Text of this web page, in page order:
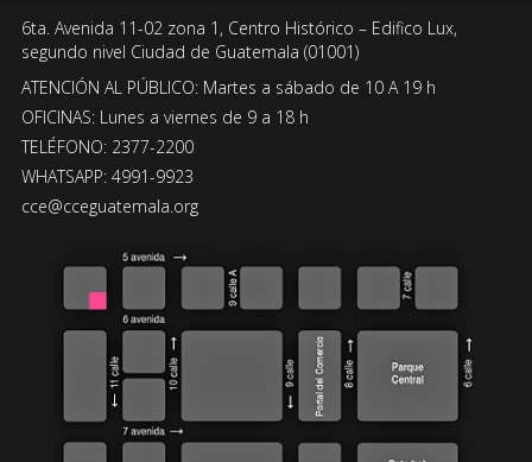
6ta. Avenida 11-02 zona 1, Centro Histórico – Edifico Lux,
segundo nivel Ciudad de Guatemala (01001)
ATENCIÓN AL PÚBLICO: Martes a sábado de 10 A 19 h
OFICINAS: Lunes a viernes de 9 a 18 h
TELÉFONO: 2377-2200
WHATSAPP: 4991-9923
cce@cceguatemala.org